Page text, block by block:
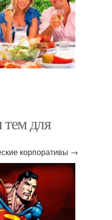
тем для
корпоративы →